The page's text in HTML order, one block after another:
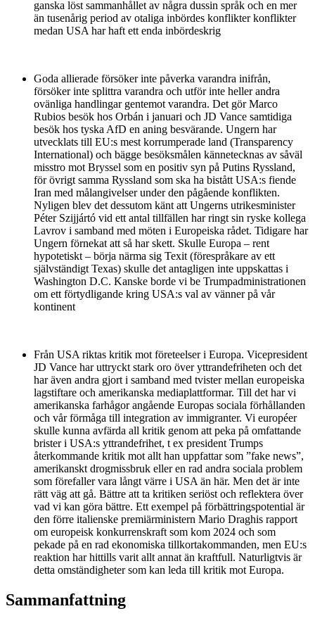
ganska löst sammanhållet av några dussin språk och en mer
än tusenårig period av otaliga inbördes konflikter konflikter
medan USA har haft ett enda inbördeskrig
Goda allierade försöker inte påverka varandra inifrån,
försöker inte splittra varandra och utför inte heller andra
ovänliga handlingar gentemot varandra. Det gör Marco
Rubios besök hos Orbán i januari och JD Vance samtidiga
besök hos tyska AfD en aning besvärande. Ungern har
utvecklats till EU:s mest korrumperade land (Transparency
International) och bägge besöksmålen kännetecknas av såväl
misstro mot Bryssel som en positiv syn på Putins Ryssland,
för övrigt samma Ryssland som ska ha bistått USA:s fiende
Iran med målangivelser under den pågående konflikten.
Nyligen blev det dessutom känt att Ungerns utrikesminister
Péter Szijjártó vid ett antal tillfällen har ringt sin ryske kollega
Lavrov i samband med möten i Europeiska rådet. Tidigare har
Ungern förnekat att så har skett. Skulle Europa – rent
hypotetiskt – börja närma sig Texit (förespråkare av ett
självständigt Texas) skulle det antagligen inte uppskattas i
Washington D.C. Kanske borde vi be Trumpadministrationen
om ett förtydligande kring USA:s val av vänner på vår
kontinent
Från USA riktas kritik mot företeelser i Europa. Vicepresident
JD Vance har uttryckt stark oro över yttrandefriheten och det
har även andra gjort i samband med tvister mellan europeiska
lagstiftare och amerikanska mediaplattformar. Till det har vi
amerikanska farhågor angående Europas sociala förhållanden
och vår förmåga till integration av immigranter. Vi européer
skulle kunna avfärda all kritik genom att peka på omfattande
brister i USA:s yttrandefrihet, t ex president Trumps
återkommande kritik mot allt han uppfattar som ”fake news”,
amerikanskt drogmissbruk eller en rad andra sociala problem
som förefaller vara långt värre i USA än här. Men det är inte
rätt väg att gå. Bättre att ta kritiken seriöst och reflektera över
vad vi kan göra bättre. Ett exempel på förbättringspotential är
den förre italienske premiärministern Mario Draghis rapport
om europeisk konkurrenskraft som kom 2024 och som
pekade på en rad ekonomiska tillkortakommanden, men EU:s
reaktion har hittills varit allt annat än kraftfull. Naturligtvis är
detta omständigheter som kan leda till kritik mot Europa.
Sammanfattning